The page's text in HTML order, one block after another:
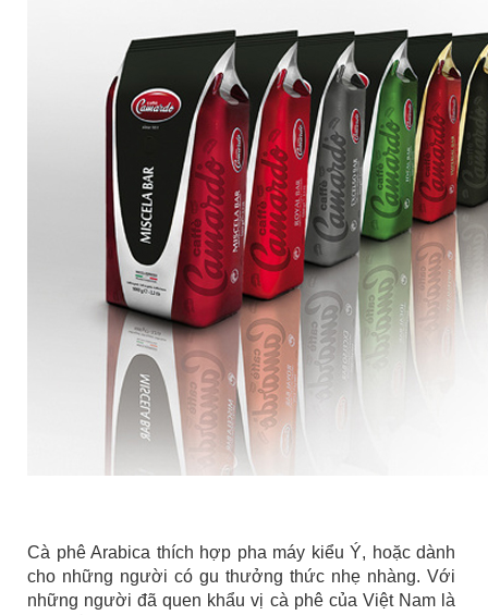
Cà phê Arabica thích hợp pha máy kiểu Ý, hoặc dành
cho những người có gu thưởng thức nhẹ nhàng. Với
những người đã quen khẩu vị cà phê của Việt Nam là